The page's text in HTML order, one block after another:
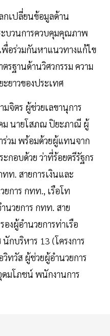
กเปลี่ยนข้อมูลด้าน
ะบวนการควบคุมคุณภาพ
พื่อร่วมกันหาแนวทางแก้ไข
รฐานด้านวิศวกรรม ความ
ยาวของประเทศ
มจิตร ผู้ช่วยเลขานุการ
ม นายโสภณ ปิยะภาณี ผู้
ร่วม พร้อมด้วยผู้แทนจาก
กอบด้วย ว่าที่ร้อยตรีรัฐกร
ทท. สายการเงินและ
การ กทท., เรือโท
นวยการ กทท. สาย
องผู้อำนวยการท่าเรือ
บริหาร 13 (โครงการ
ทวัส ผู้ช่วยผู้อำนวยการ
ดมโภชน์ พนักงานการ